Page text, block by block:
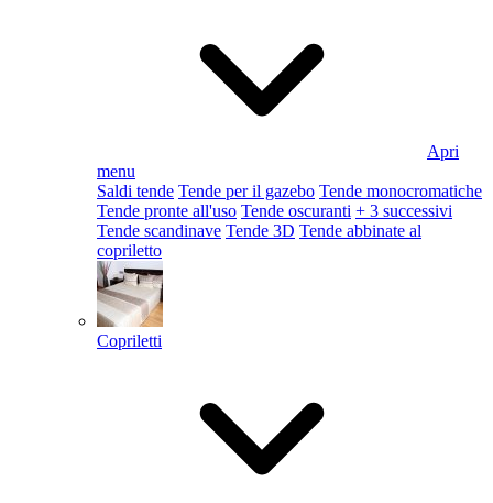
Apri
menu
Saldi tende Tende per il gazebo Tende monocromatiche
Tende pronte all'uso Tende oscuranti + 3 successivi
Tende scandinave Tende 3D Tende abbinate al
copriletto
Copriletti